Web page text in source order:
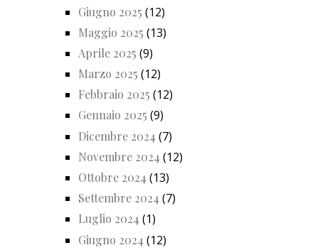
Giugno 2025 (12)
Maggio 2025 (13)
Aprile 2025 (9)
Marzo 2025 (12)
Febbraio 2025 (12)
Gennaio 2025 (9)
Dicembre 2024 (7)
Novembre 2024 (12)
Ottobre 2024 (13)
Settembre 2024 (7)
Luglio 2024 (1)
Giugno 2024 (12)